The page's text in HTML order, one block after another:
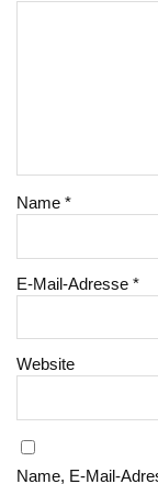
Name*
E-Mail-Adresse*
Website
Name, E-Mail-